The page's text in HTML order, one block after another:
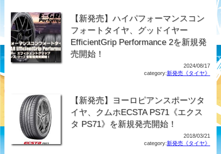
【新発売】ハイパフォーマンスコン
フォートタイヤ、グッドイヤー
EfficientGrip Performance 2を新規発
売開始！
2024/08/17
category:新発売《タイヤ》
【新発売】ヨーロピアンスポーツタ
イヤ、クムホECSTA PS71《エクス
タ PS71》を新規発売開始！
2018/03/21
category:新発売《タイヤ》